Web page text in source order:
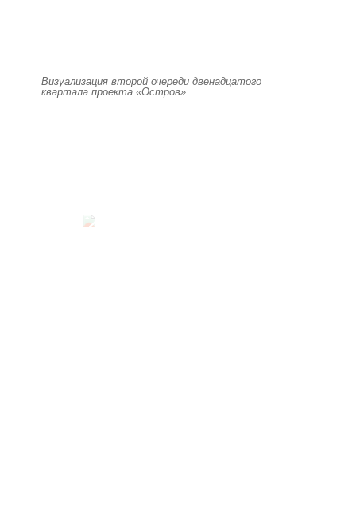
Визуализация второй очереди двенадцатого
квартала проекта «Остров»